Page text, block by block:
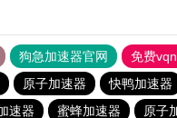
狗急加速器官网 免费
原子加速器 快鸭加速器
速器 蜜蜂加速器 原子